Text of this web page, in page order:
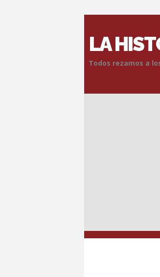
LA
Todos rezamos a